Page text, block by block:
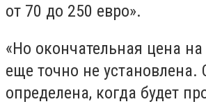
от 70 до 250 евро».
«Но окончательная цена
еще точно не установлена.
определена, когда будет